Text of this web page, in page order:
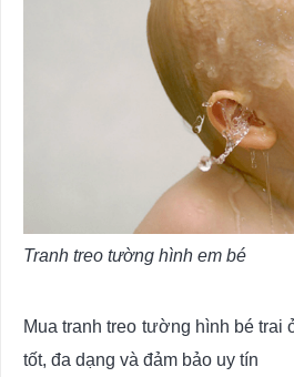
Tranh treo tường hình em bé
Mua tranh treo tường hình bé trai
tốt, đa dạng và đảm bảo uy tín